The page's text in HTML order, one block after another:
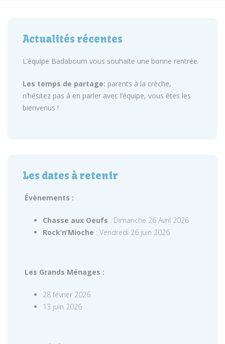
Actualités récentes
L’équipe Badaboum vous souhaite une bonne rentrée.
Les temps de partage: parents à la crèche,
n’hésitez pas à en parler avec l’équipe, vous êtes les
bienvenus !
Les dates à retenir
Évènements :
Chasse aux Oeufs : Dimanche 26 Avril 2026
Rock’n’Mioche : Vendredi 26 juin 2026
Les Grands Ménages :
28 février 2026
13 juin 2026